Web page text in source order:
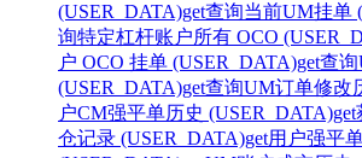
(USER_DATA)get查询当前UM挂单
询特定杠杆账户所有 OCO
户 OCO 挂单 (USER_DATA)get查询
(USER_DATA)get查询UM订单修改
户CM强平单历史 (USER_DATA)get
仓记录 (USER_DATA)get用户强平